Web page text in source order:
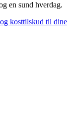
en sund hverdag.
kosttilskud til dine